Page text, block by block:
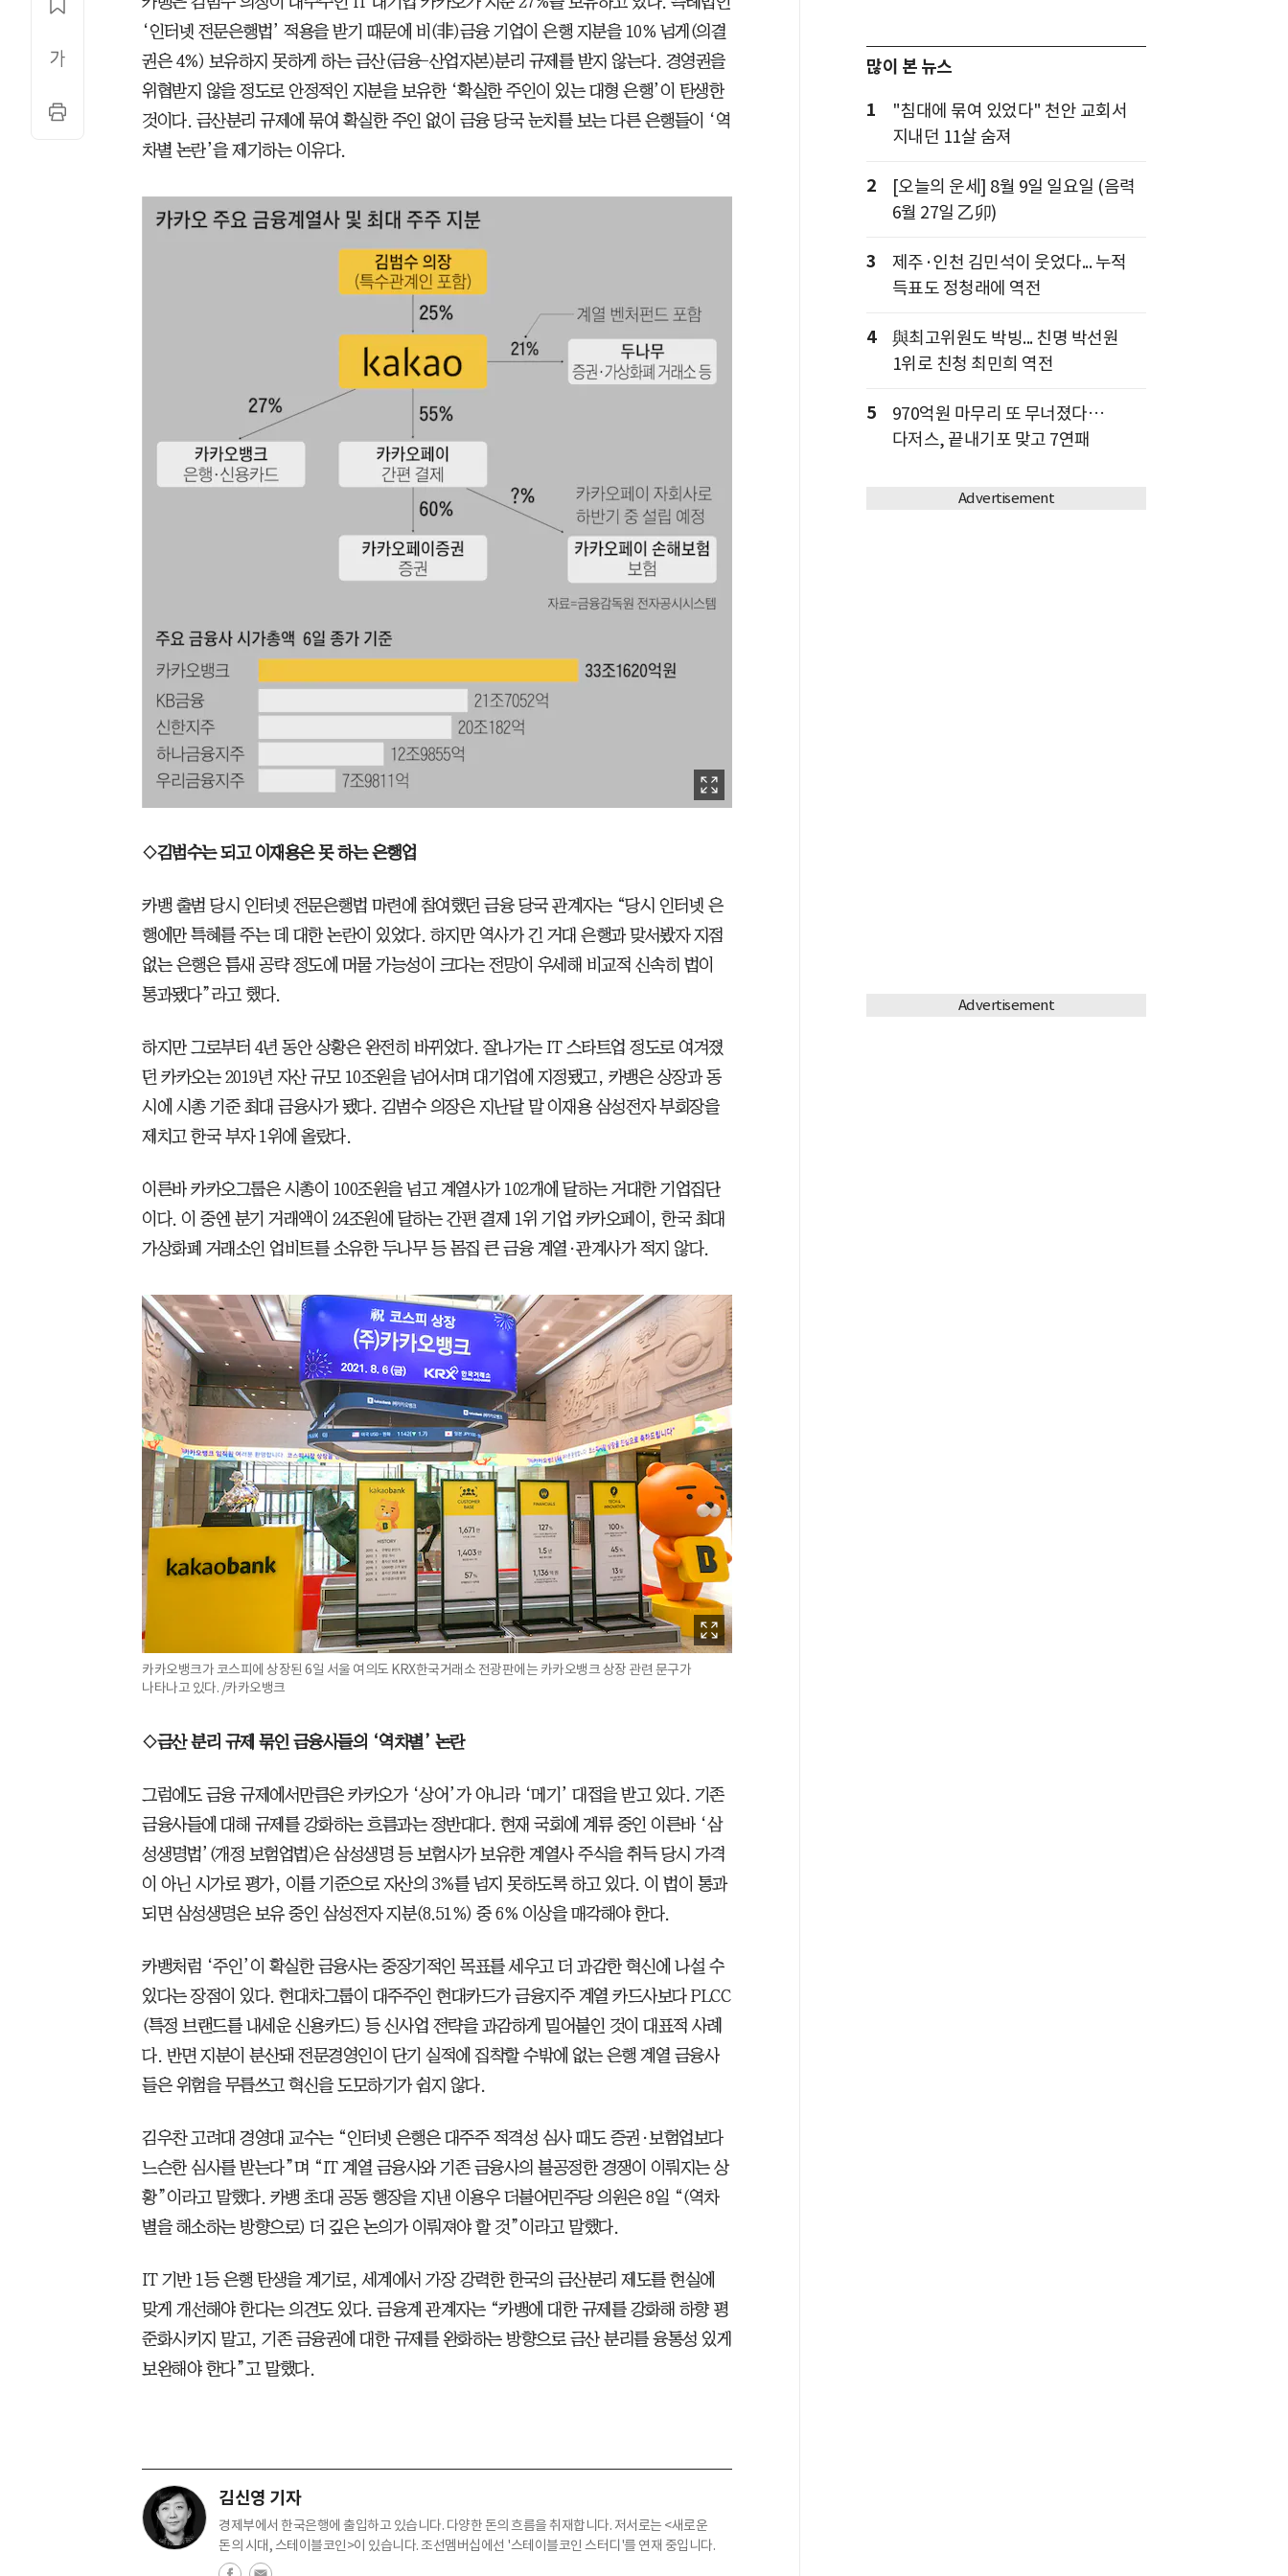
‘인터넷 전문은행법’ 적용을 받기 때문에 비(非)금융 기업이 은행 지분을 10% 넘게(의결
권은 4%) 보유하지 못하게 하는 금산(금융-산업자본)분리 규제를 받지 않는다. 경영권을
위협받지 않을 정도로 안정적인 지분을 보유한 ‘확실한 주인이 있는 대형 은행’이 탄생한
것이다. 금산분리 규제에 묶여 확실한 주인 없이 금융 당국 눈치를 보는 다른 은행들이 ‘역
차별 논란’을 제기하는 이유다.
◇김범수는 되고 이재용은 못 하는 은행업
카뱅 출범 당시 인터넷 전문은행법 마련에 참여했던 금융 당국 관계자는 “당시 인터넷 은
행에만 특혜를 주는 데 대한 논란이 있었다. 하지만 역사가 긴 거대 은행과 맞서봤자 지점
없는 은행은 틈새 공략 정도에 머물 가능성이 크다는 전망이 우세해 비교적 신속히 법이
통과됐다”라고 했다.
하지만 그로부터 4년 동안 상황은 완전히 바뀌었다. 잘나가는 IT 스타트업 정도로 여겨졌
던 카카오는 2019년 자산 규모 10조원을 넘어서며 대기업에 지정됐고, 카뱅은 상장과 동
시에 시총 기준 최대 금융사가 됐다. 김범수 의장은 지난달 말 이재용 삼성전자 부회장을
제치고 한국 부자 1위에 올랐다.
이른바 카카오그룹은 시총이 100조원을 넘고 계열사가 102개에 달하는 거대한 기업집단
이다. 이 중엔 분기 거래액이 24조원에 달하는 간편 결제 1위 기업 카카오페이, 한국 최대
가상화폐 거래소인 업비트를 소유한 두나무 등 몸집 큰 금융 계열·관계사가 적지 않다.
카카오뱅크가 코스피에 상장된 6일 서울 여의도 KRX한국거래소 전광판에는 카카오뱅크 상장 관련 문구가
나타나고 있다. /카카오뱅크
◇금산 분리 규제 묶인 금융사들의 ‘역차별’ 논란
그럼에도 금융 규제에서만큼은 카카오가 ‘상어’가 아니라 ‘메기’ 대접을 받고 있다. 기존
금융사들에 대해 규제를 강화하는 흐름과는 정반대다. 현재 국회에 계류 중인 이른바 ‘삼
성생명법’(개정 보험업법)은 삼성생명 등 보험사가 보유한 계열사 주식을 취득 당시 가격
이 아닌 시가로 평가, 이를 기준으로 자산의 3%를 넘지 못하도록 하고 있다. 이 법이 통과
되면 삼성생명은 보유 중인 삼성전자 지분(8.51%) 중 6% 이상을 매각해야 한다.
카뱅처럼 ‘주인’이 확실한 금융사는 중장기적인 목표를 세우고 더 과감한 혁신에 나설 수
있다는 장점이 있다. 현대차그룹이 대주주인 현대카드가 금융지주 계열 카드사보다 PLCC
(특정 브랜드를 내세운 신용카드) 등 신사업 전략을 과감하게 밀어붙인 것이 대표적 사례
다. 반면 지분이 분산돼 전문경영인이 단기 실적에 집착할 수밖에 없는 은행 계열 금융사
들은 위험을 무릅쓰고 혁신을 도모하기가 쉽지 않다.
김우찬 고려대 경영대 교수는 “인터넷 은행은 대주주 적격성 심사 때도 증권·보험업보다
느슨한 심사를 받는다”며 “IT 계열 금융사와 기존 금융사의 불공정한 경쟁이 이뤄지는 상
황”이라고 말했다. 카뱅 초대 공동 행장을 지낸 이용우 더불어민주당 의원은 8일 “(역차
별을 해소하는 방향으로) 더 깊은 논의가 이뤄져야 할 것”이라고 말했다.
IT 기반 1등 은행 탄생을 계기로, 세계에서 가장 강력한 한국의 금산분리 제도를 현실에
맞게 개선해야 한다는 의견도 있다. 금융계 관계자는 “카뱅에 대한 규제를 강화해 하향 평
준화시키지 말고, 기존 금융권에 대한 규제를 완화하는 방향으로 금산 분리를 융통성 있게
보완해야 한다”고 말했다.
김신영 기자
경제부에서 한국은행에 출입하고 있습니다. 다양한 돈의 흐름을 취재합니다. 저서로는 <새로운
돈의 시대, 스테이블코인>이 있습니다. 조선멤버십에선 '스테이블코인 스터디'를 연재 중입니다.
많이 본 뉴스
1
"침대에 묶여 있었다" 천안 교회서
지내던 11살 숨져
2
[오늘의 운세] 8월 9일 일요일 (음력
6월 27일 乙卯)
3
제주·인천 김민석이 웃었다... 누적
득표도 정청래에 역전
4
與최고위원도 박빙... 친명 박선원
1위로 친청 최민희 역전
5
970억원 마무리 또 무너졌다…
다저스, 끝내기포 맞고 7연패